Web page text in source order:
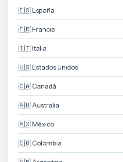
🇪🇸 España
🇫🇷 Francia
🇮🇹 Italia
🇺🇸 Estados Unidos
🇨🇦 Canadá
🇦🇺 Australia
🇲🇽 México
🇨🇴 Colombia